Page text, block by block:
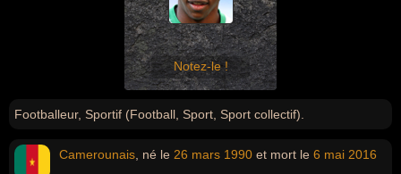
Notez-le !
Footballeur, Sportif (Football, Sport, Sport collectif).
Camerounais , né le 26 mars 1990 et mort le 6 mai 2016